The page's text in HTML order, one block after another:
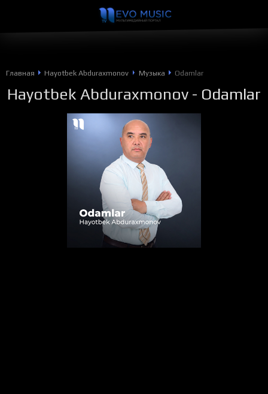
Главная Hayotbek Abduraxmonov Музыка Odamlar
Hayotbek Abduraxmonov - Odamlar